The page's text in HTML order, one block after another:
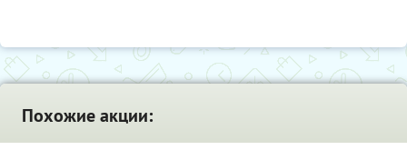
Похожие акции: